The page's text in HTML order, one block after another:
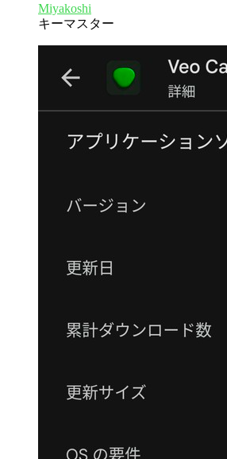
Miyakoshi
キーマスター